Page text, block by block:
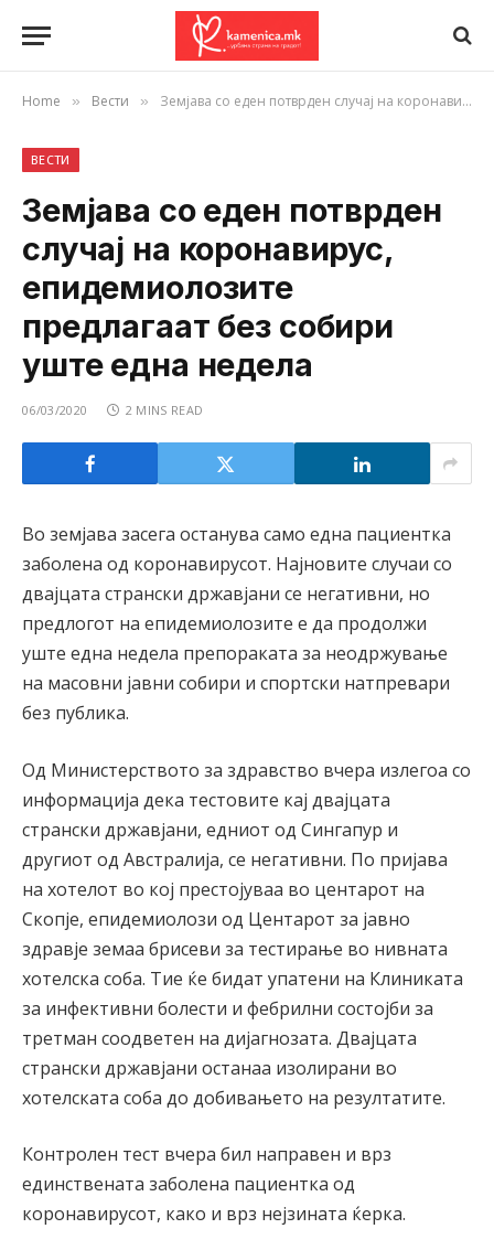
Home » Вести » Земјава со еден потврден случај на коронавирус, епидемиолозите предлагаат без собири уште една недела
ВЕСТИ
Земјава со еден потврден
случај на коронавирус,
епидемиолозите
предлагаат без собири
уште една недела
06/03/2020 2 MINS READ
Во земјава засега останува само една пациентка
заболена од коронавирусот. Најновите случаи со
двајцата странски државјани се негативни, но
предлогот на епидемиолозите е да продолжи
уште една недела препораката за неодржување
на масовни јавни собири и спортски натпревари
без публика.
Од Министерството за здравство вчера излегоа со
информација дека тестовите кај двајцата
странски државјани, едниот од Сингапур и
другиот од Австралија, се негативни. По пријава
на хотелот во кој престојуваа во центарот на
Скопје, епидемиолози од Центарот за јавно
здравје земаа брисеви за тестирање во нивната
хотелска соба. Тие ќе бидат упатени на Клиниката
за инфективни болести и фебрилни состојби за
третман соодветен на дијагнозата. Двајцата
странски државјани останаа изолирани во
хотелската соба до добивањето на резултатите.
Контролен тест вчера бил направен и врз
единствената заболена пациентка од
коронавирусот, како и врз нејзината ќерка.